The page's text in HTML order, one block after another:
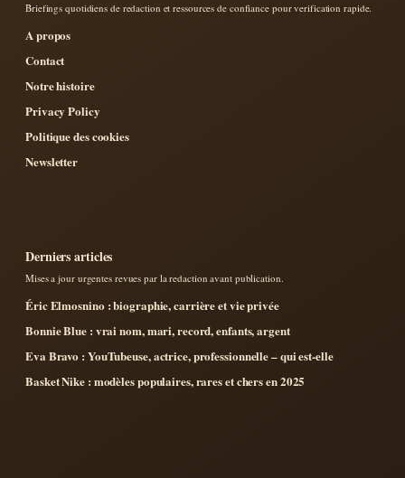
Briefings quotidiens de redaction et ressources de confiance pour verification rapide.
A propos
Contact
Notre histoire
Privacy Policy
Politique des cookies
Newsletter
Derniers articles
Mises a jour urgentes revues par la redaction avant publication.
Éric Elmosnino : biographie, carrière et vie privée
Bonnie Blue : vrai nom, mari, record, enfants, argent
Eva Bravo : YouTubeuse, actrice, professionnelle – qui est-elle
Basket Nike : modèles populaires, rares et chers en 2025